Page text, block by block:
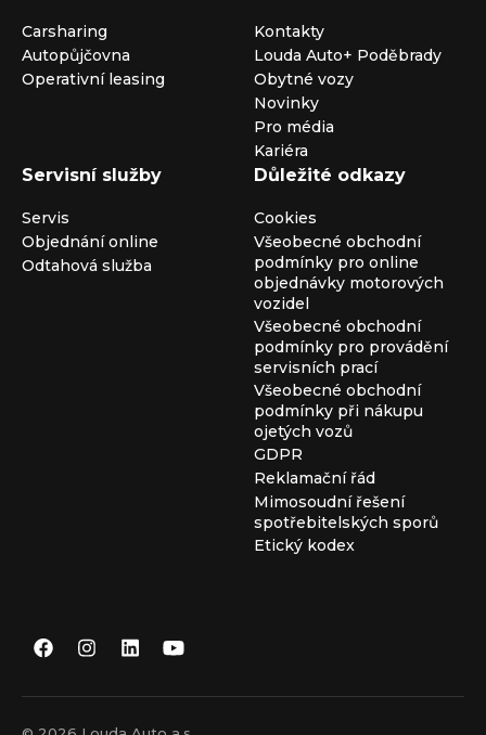
Carsharing
Autopůjčovna
Operativní leasing
Kontakty
Louda Auto+ Poděbrady
Obytné vozy
Novinky
Pro média
Kariéra
Servisní služby
Servis
Objednání online
Odtahová služba
Důležité odkazy
Cookies
Všeobecné obchodní
podmínky pro online
objednávky motorových
vozidel
Všeobecné obchodní
podmínky pro provádění
servisních prací
Všeobecné obchodní
podmínky při nákupu
ojetých vozů
GDPR
Reklamační řád
Mimosoudní řešení
spotřebitelských sporů
Etický kodex